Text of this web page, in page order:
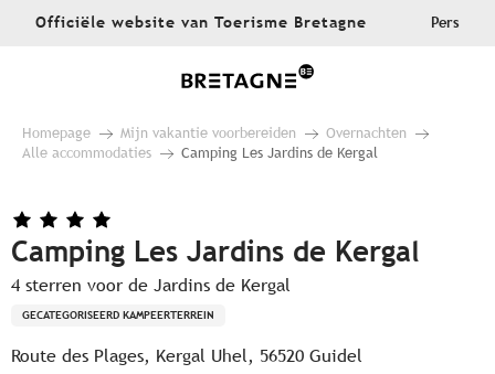
AllerOfficiële website van Toerisme Bretagne Pers
Homepage Mijn vakantie voorbereiden
Overnachten
Alle accommodaties
Camping Les Jardins de Kergal
Camping Les Jardins de Kergal
4 sterren voor de Jardins de Kergal
GECATEGORISEERD KAMPEERTERREIN
Route des Plages, Kergal Uhel, 56520 Guidel